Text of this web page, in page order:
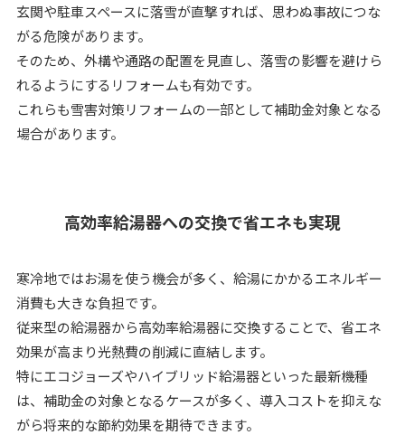
玄関や駐車スペースに落雪が直撃すれば、思わぬ事故につな
がる危険があります。
そのため、外構や通路の配置を見直し、落雪の影響を避けら
れるようにするリフォームも有効です。
これらも雪害対策リフォームの一部として補助金対象となる
場合があります。
高効率給湯器への交換で省エネも実現
寒冷地ではお湯を使う機会が多く、給湯にかかるエネルギー
消費も大きな負担です。
従来型の給湯器から高効率給湯器に交換することで、省エネ
効果が高まり光熱費の削減に直結します。
特にエコジョーズやハイブリッド給湯器といった最新機種
は、補助金の対象となるケースが多く、導入コストを抑えな
がら将来的な節約効果を期待できます。